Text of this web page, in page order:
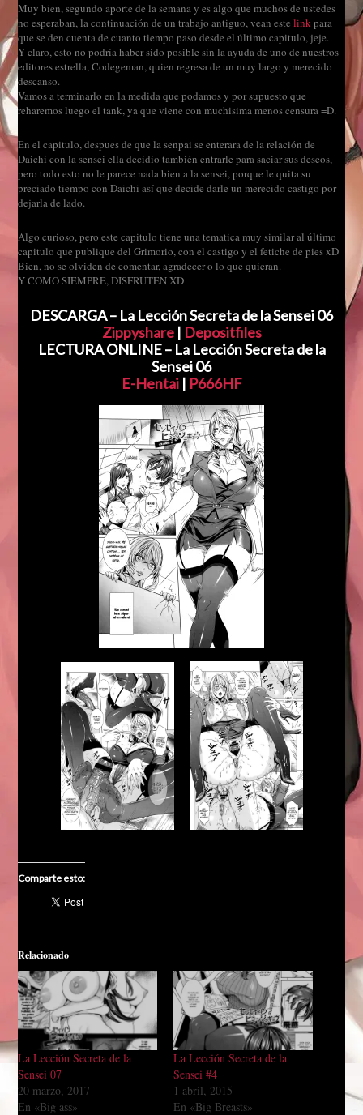
Muy bien, segundo aporte de la semana y es algo que muchos de ustedes
no esperaban, la continuación de un trabajo antiguo, vean estelinkpara
que se den cuenta de cuanto tiempo paso desde el último capitulo, jeje.
Y claro, esto no podría haber sido posible sin la ayuda de uno de nuestros
editores estrella, Codegeman, quien regresa de un muy largo y merecido
descanso.
Vamos a terminarlo en la medida que podamos y por supuesto que
reharemos luego el tank, ya que viene con muchisima menos censura =D.
En el capitulo, despues de que la senpai se enterara de la relación de
Daichi con la sensei ella decidio también entrarle para saciar sus deseos,
pero todo esto no le parece nada bien a la sensei, porque le quita su
preciado tiempo con Daichi así que decide darle un merecido castigo por
dejarla de lado.
Algo curioso, pero este capitulo tiene una tematica muy similar al último
capitulo que publique del Grimorio, con el castigo y el fetiche de pies xD
Bien, no se olviden de comentar, agradecer o lo que quieran.
Y COMO SIEMPRE, DISFRUTEN XD
DESCARGA – La Lección Secreta de la Sensei 06
Zippyshare| Depositfiles
LECTURA ONLINE – La Lección Secreta de la
Sensei 06
E-Hentai| P666HF
Comparte esto:
Relacionado
La Lección Secreta de la
Sensei 07
20 marzo, 2017
En «Big ass»
La Lección Secreta de la
Sensei #4
1 abril, 2015
En «Big Breasts»